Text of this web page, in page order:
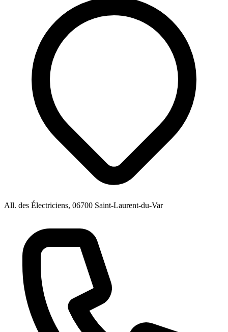
All. des Électriciens, 06700 Saint-Laurent-du-Var